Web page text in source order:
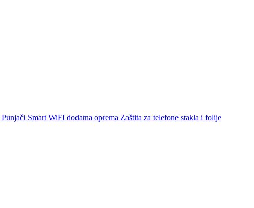
Punjači Smart WiFI dodatna oprema Zaštita za telefone stakla i folije